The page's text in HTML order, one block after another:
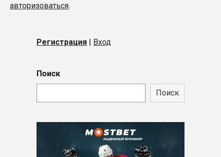
авторизоваться.
Регистрация | Вход
Поиск
Поиск